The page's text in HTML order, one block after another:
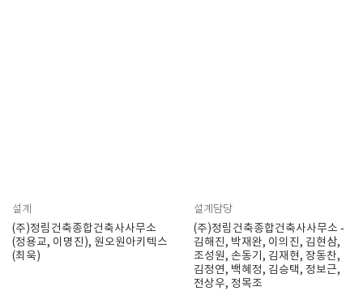
설계
(주)정림건축종합건축사사무소
(정용교, 이명진), 원오원아키텍스
(최욱)
설계담당
(주)정림건축종합건축사사무소 ‐
김해진, 박재완, 이의진, 김현삼,
조성원, 손동기, 김재현, 장동찬,
김정연, 백혜정, 김승택, 정보근,
전상우, 정목조